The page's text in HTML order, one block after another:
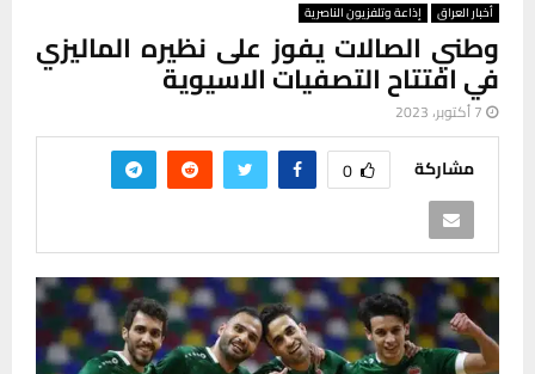
أخبار العراق إذاعة وتلفزيون الناصرية
وطني الصالات يفوز على نظيره الماليزي
في افتتاح التصفيات الاسيوية
7 أكتوبر، 2023
مشاركة 0